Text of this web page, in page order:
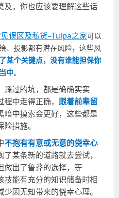
及，你也应该要理解这些话
误区及私货–Tulpa之家可以
、投影都有潜在风险，这些风
某个关键点，没有谁能担保你
中。
踩过的坑，都是确确实实
中走得正确， 跟着前辈留
暗中摸索会更好，这些都是
措施。
不抱有有意或无意的侥幸心
了某条新的道路就去尝试，
做出了鲁莽的选择，等
技能有充分的知识储备时相
因无知带来的侥幸心理。